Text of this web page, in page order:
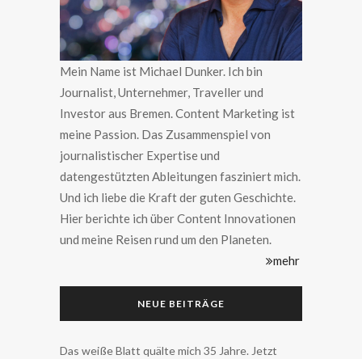
Mein Name ist Michael Dunker. Ich bin
Journalist, Unternehmer, Traveller und
Investor aus Bremen. Content Marketing ist
meine Passion. Das Zusammenspiel von
journalistischer Expertise und
datengestützten Ableitungen fasziniert mich.
Und ich liebe die Kraft der guten Geschichte.
Hier berichte ich über Content Innovationen
und meine Reisen rund um den Planeten.
mehr
NEUE BEITRÄGE
Das weiße Blatt quälte mich 35 Jahre. Jetzt